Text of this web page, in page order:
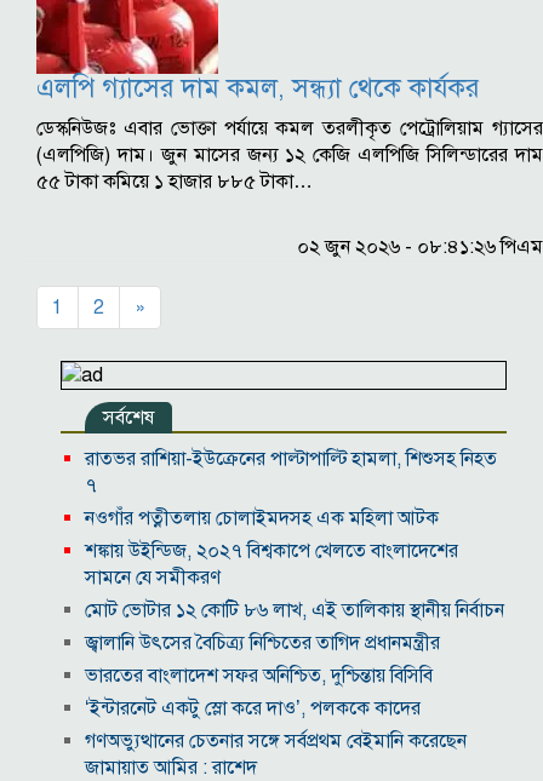
এলপি গ্যাসের দাম কমল, সন্ধ্যা থেকে কার্যকর
ডেস্কনিউজঃ এবার ভোক্তা পর্যায়ে কমল তরলীকৃত পেট্রোলিয়াম গ্যাসের
(এলপিজি) দাম। জুন মাসের জন্য ১২ কেজি এলপিজি সিলিন্ডারের দাম
৫৫ টাকা কমিয়ে ১ হাজার ৮৮৫ টাকা…
০২ জুন ২০২৬ - ০৮:৪১:২৬ পিএম
1 2 »
সর্বশেষ
রাতভর রাশিয়া-ইউক্রেনের পাল্টাপাল্টি হামলা, শিশুসহ নিহত
৭
নওগাঁর পত্নীতলায় চোলাইমদসহ এক মহিলা আটক
শঙ্কায় উইন্ডিজ, ২০২৭ বিশ্বকাপে খেলতে বাংলাদেশের
সামনে যে সমীকরণ
মোট ভোটার ১২ কোটি ৮৬ লাখ, এই তালিকায় স্থানীয় নির্বাচন
জ্বালানি উৎসের বৈচিত্র্য নিশ্চিতের তাগিদ প্রধানমন্ত্রীর
ভারতের বাংলাদেশ সফর অনিশ্চিত, দুশ্চিন্তায় বিসিবি
‘ইন্টারনেট একটু স্লো করে দাও’, পলককে কাদের
গণঅভ্যুত্থানের চেতনার সঙ্গে সর্বপ্রথম বেইমানি করেছেন
জামায়াত আমির : রাশেদ